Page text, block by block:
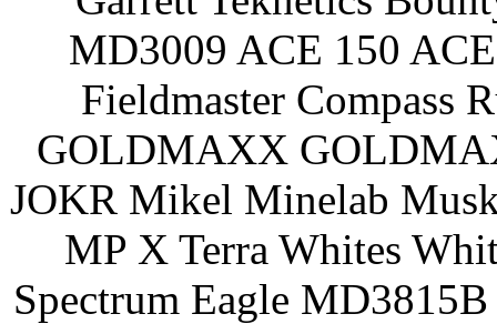
MD3009 ACE 150
Fieldmaster Compass
GOLDMAXX
JOKR Mikel Minelab
MP X Terra Whites
Spectrum Eagle